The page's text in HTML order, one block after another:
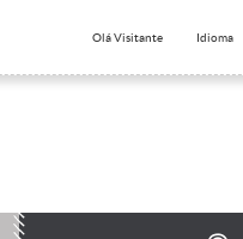
Olá Visitante Idioma